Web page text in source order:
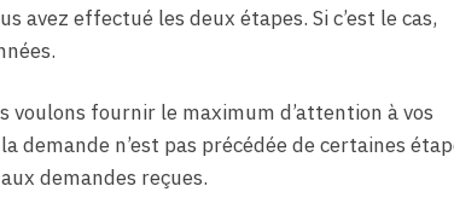
avez effectué les deux étapes. Si c’est le cas,
voulons fournir le maximum d’attention à vos
demande n’est pas précédée de certaines
demandes reçues.